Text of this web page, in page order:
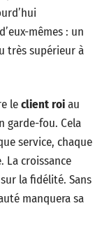
mêmes : un
très supérieur à
leclient roiau
garde-fou. Cela
service, chaque
croissance
la fidélité. Sans
manquera sa